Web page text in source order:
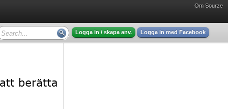
Om Sourze
Logga in / skapa anv. Logga in med Facebook